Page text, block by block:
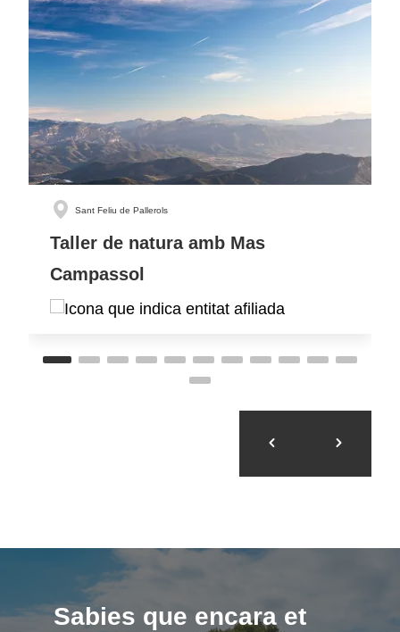
Sant Feliu de Pallerols
Taller de natura amb Mas
Campassol
Sabies que encara et